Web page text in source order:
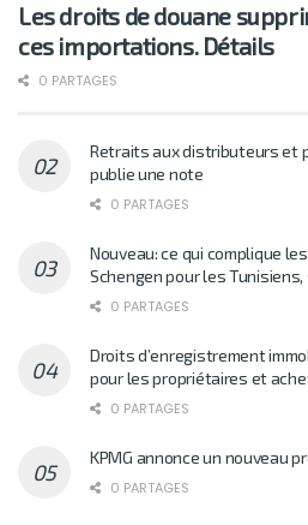
Les droits de douane
ces importations. Détails
0 PARTAGES
Retraits aux distributeurs et
publie une note
0 PARTAGES
Nouveau: ce qui complique
Schengen pour les
0 PARTAGES
Droits d’enregistrement
pour les propriétaires et
0 PARTAGES
KPMG annonce un nouveau
0 PARTAGES